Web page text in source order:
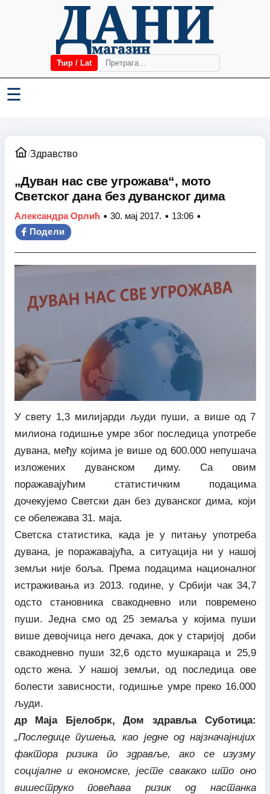
Ћир / Lat
☰
/Здравство
„Дуван нас све угрожава“, мото
Светског дана без дуванског дима
Александра Орлић • 30. мај 2017. • 13:06 •
Подели
У свету 1,3 милијарди људи пуши, а више од 7
милиона годишње умре због последица употребе
дувана, међу којима је више од 600.000 непушача
изложених дуванском диму. Са овим
поражавајућим статистичким подацима
дочекујемо Светски дан без дуванског дима, који
се обележава 31. маја.
Светска статистика, када је у питању употреба
дувана, је поражавајућа, а ситуација ни у нашој
земљи није боља. Према подацима националног
истраживања из 2013. године, у Србији чак 34,7
одсто становника свакодневно или повремено
пуши. Једна смо од 25 земаља у којима пуши
више девојчица него дечака, док у старијој доби
свакодневно пуши 32,6 одсто мушкараца и 25,9
одсто жена. У нашој земљи, од последица ове
болести зависности, годишње умре преко 16.000
људи.
др Маја Бјелобрк, Дом здравља Суботица:
„Последице пушења, као једне од најзначајнијих
фактора ризика по здравље, ако се изузму
социјалне и економске, јесте свакако што оно
вишеструко повећава ризик од настанка